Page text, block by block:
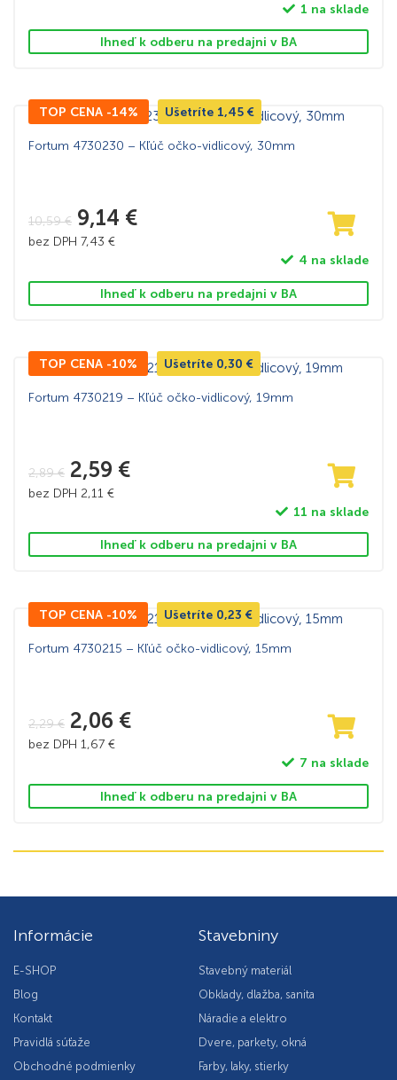
1 na sklade
Ihneď k odberu na predajni v BA
TOP CENA -14% Ušetríte 1,45 €
Fortum 4730230 – Kľúč očko-vidlicový, 30mm
10,59€ 9,14 €
bez DPH 7,43 €
4 na sklade
Ihneď k odberu na predajni v BA
TOP CENA -10% Ušetríte 0,30 €
Fortum 4730219 – Kľúč očko-vidlicový, 19mm
2,89€ 2,59 €
bez DPH 2,11 €
11 na sklade
Ihneď k odberu na predajni v BA
TOP CENA -10% Ušetríte 0,23 €
Fortum 4730215 – Kľúč očko-vidlicový, 15mm
2,29€ 2,06 €
bez DPH 1,67 €
7 na sklade
Ihneď k odberu na predajni v BA
Informácie
E-SHOP
Blog
Kontakt
Pravidlá súťaže
Obchodné podmienky
Stavebniny
Stavebný materiál
Obklady, dlažba, sanita
Náradie a elektro
Dvere, parkety, okná
Farby, laky, stierky